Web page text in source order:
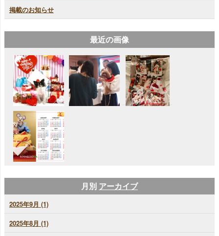
掲載のお知らせ
最近の画像
月別 アーカイブ
2025年9月 (1)
2025年8月 (1)